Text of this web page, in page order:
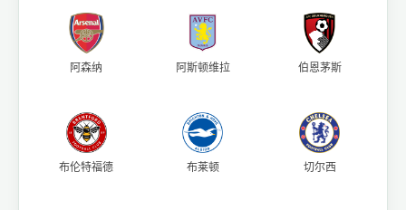
阿森纳 阿斯顿维拉 伯恩茅斯
布伦特福德 布莱顿 切尔西